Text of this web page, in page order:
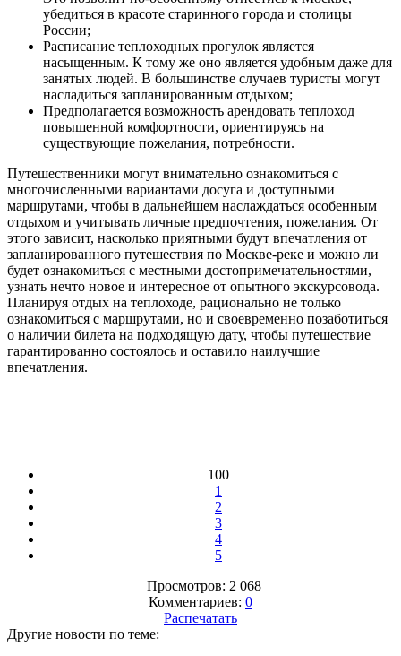
убедиться в красоте старинного города и столицы
России;
Расписание теплоходных прогулок является
насыщенным. К тому же оно является удобным даже для
занятых людей. В большинстве случаев туристы могут
насладиться запланированным отдыхом;
Предполагается возможность арендовать теплоход
повышенной комфортности, ориентируясь на
существующие пожелания, потребности.
Путешественники могут внимательно ознакомиться с
многочисленными вариантами досуга и доступными
маршрутами, чтобы в дальнейшем наслаждаться особенным
отдыхом и учитывать личные предпочтения, пожелания. От
этого зависит, насколько приятными будут впечатления от
запланированного путешествия по Москве-реке и можно ли
будет ознакомиться с местными достопримечательностями,
узнать нечто новое и интересное от опытного экскурсовода.
Планируя отдых на теплоходе, рационально не только
ознакомиться с маршрутами, но и своевременно позаботиться
о наличии билета на подходящую дату, чтобы путешествие
гарантированно состоялось и оставило наилучшие
впечатления.
100
1
2
3
4
5
Просмотров: 2 068
Комментариев: 0
Распечатать
Другие новости по теме: